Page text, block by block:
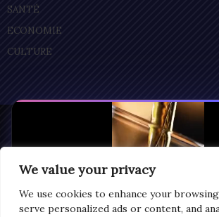
We value your privacy
We use cookies to enhance your
serve personalized ads or content, and
SANTÉ
ECONOMIE
CULTURE
Privacy
© Copyright 2025 | LOMEGRAPH